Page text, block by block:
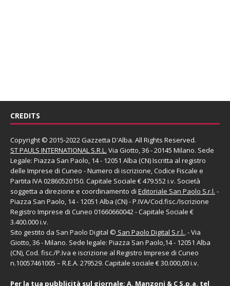
CREDITS
Copyright © 2015-2022 Gazzetta D'Alba. All Rights Reserved.
ST PAULS INTERNATIONAL S.R.L. Via Giotto, 36 - 20145 Milano. Sede
Legale: Piazza San Paolo, 14 - 12051 Alba (CN) Iscritta al registro
delle Imprese di Cuneo - Numero di iscrizione, Codice Fiscale e
Partita IVA 02860520150. Capitale Sociale € 479.552 i.v. Società
soggetta a direzione e coordinamento di Editoriale San Paolo S.r.l. -
Piazza San Paolo, 14 - 12051 Alba (CN) - P.IVA/Cod.fisc./Iscrizione
Registro Imprese di Cuneo 01660660042 - Capitale Sociale €
3.400.000 i.v.
Sito gestito da San Paolo Digital © San Paolo Digital S.r.l., - Via
Giotto, 36 - Milano. Sede legale: Piazza San Paolo,14 - 12051 Alba
(CN), Cod. fisc./P.Iva e iscrizione al Registro Imprese di Cuneo
n.10057461005 – R.E.A. 279529. Capitale sociale € 30.000,00 i.v.
Per la tua pubblicità sul giornale: A. Manzoni & C S.p.a. tel